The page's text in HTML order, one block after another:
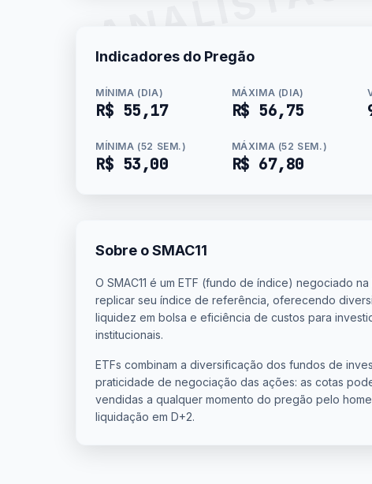
Indicadores do Pregão
MÍNIMA (DIA)
R$ 55,17
MÁXIMA (DIA)
R$ 56,75
MÍNIMA (52 SEM.)
R$ 53,00
MÁXIMA (52 SEM.)
R$ 67,80
Sobre o SMAC11
O SMAC11 é um ETF (fundo de índice) negociado
replicar seu índice de referência, oferecendo
liquidez em bolsa e eficiência de custos para
institucionais.
ETFs combinam a diversificação dos fundos de
praticidade de negociação das ações: as cotas
vendidas a qualquer momento do pregão pelo
liquidação em D+2.